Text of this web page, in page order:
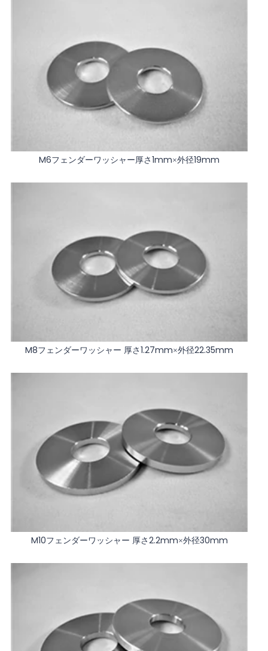
M6フェンダーワッシャー厚さ1mm×外径19mm
M8フェンダーワッシャー 厚さ1.27mm×外径22.35mm
M10フェンダーワッシャー 厚さ2.2mm×外径30mm